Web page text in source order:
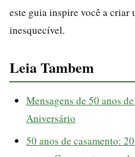
este guia inspire você a criar
inesquecível.
Leia Tambem
Mensagens de 50 anos
Aniversário
50 anos de casamento: